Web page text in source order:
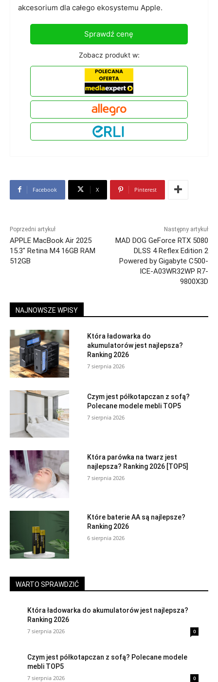
akcesorium dla całego ekosystemu Apple.
Sprawdź cenę
Zobacz produkt w:
Facebook X Pinterest
Poprzedni artykuł
APPLE MacBook Air 2025
15.3″ Retina M4 16GB RAM
512GB
Następny artykuł
MAD DOG GeForce RTX 5080
DLSS 4 Reflex Edition 2
Powered by Gigabyte C500-
ICE-A03WR32WP R7-
9800X3D
NAJNOWSZE WPISY
Która ładowarka do
akumulatorów jest najlepsza?
Ranking 2026
7 sierpnia 2026
Czym jest półkotapczan z sofą?
Polecane modele mebli TOP5
7 sierpnia 2026
Która parówka na twarz jest
najlepsza? Ranking 2026 [TOP5]
7 sierpnia 2026
Które baterie AA są najlepsze?
Ranking 2026
6 sierpnia 2026
WARTO SPRAWDZIĆ
Która ładowarka do akumulatorów jest najlepsza?
Ranking 2026
7 sierpnia 2026 0
Czym jest półkotapczan z sofą? Polecane modele
mebli TOP5
7 sierpnia 2026 0